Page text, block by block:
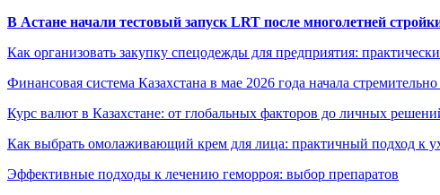
В Астане начали тестовый запуск LRT после многолетней
Как организовать закупку спецодежды для предприятия:
Финансовая система Казахстана в мае 2026 года начала стремительно
Курс валют в Казахстане: от глобальных факторов до личных
Как выбрать омолаживающий крем для лица: практичный подход к
Эффективные подходы к лечению геморроя: выбор препаратов